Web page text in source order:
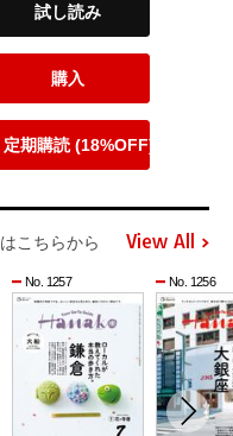
試し読み
購入
定期購読 (18%OFF)
こちらから View All
No. 1257 No. 1256